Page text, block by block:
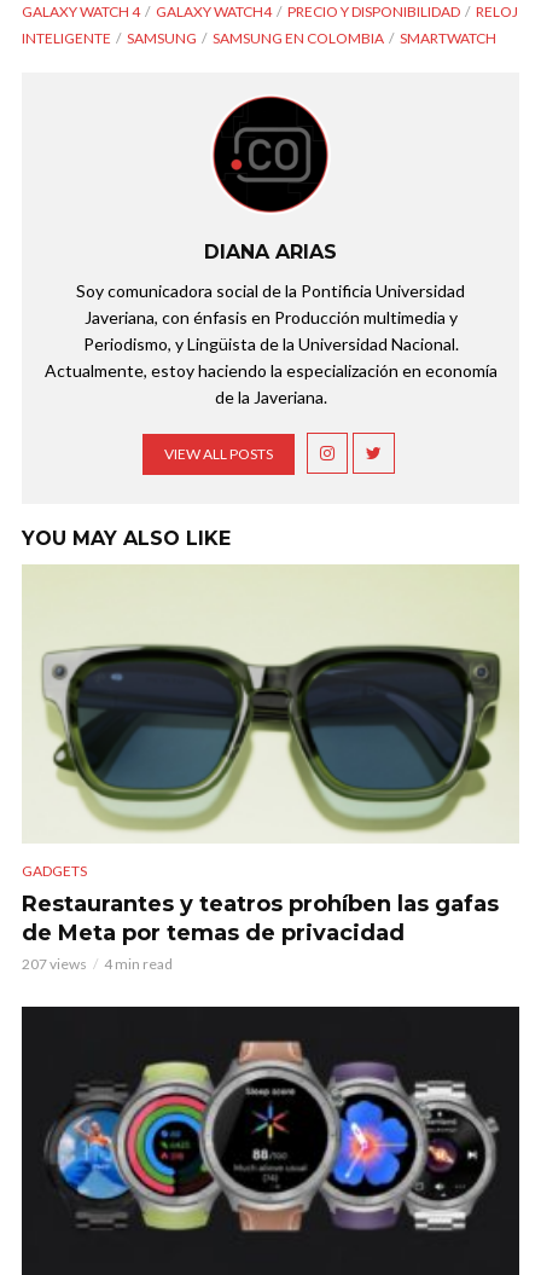
GALAXY WATCH 4 GALAXY WATCH4 PRECIO Y DISPONIBILIDAD
RELOJ
INTELIGENTE
SAMSUNG SAMSUNG EN COLOMBIA SMARTWATCH
DIANA ARIAS
Soy comunicadora social de la Pontificia Universidad
Javeriana, con énfasis en Producción multimedia y
Periodismo, y Lingüista de la Universidad Nacional.
Actualmente, estoy haciendo la especialización en economía
de la Javeriana.
VIEW ALL POSTS
YOU MAY ALSO LIKE
GADGETS
Restaurantes y teatros prohíben las gafas
de Meta por temas de privacidad
207 views 4 min read